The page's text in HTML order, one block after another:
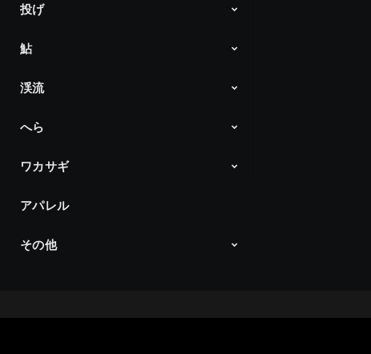
DAIWA 磯チャンネル
Products
投げ
鮎
アユイング
ダイワ鮎の王国
Products
渓流
Products
へら
へら通信
Products
ワカサギ
ワカサギ最前線
Products
アパレル
その他